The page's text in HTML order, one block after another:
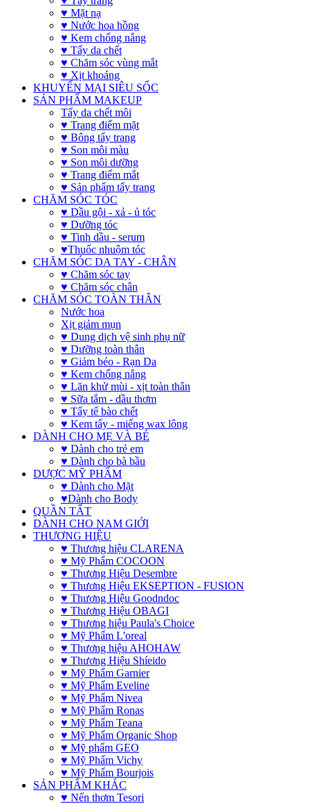
♥ Mặt nạ
♥ Nước hoa hồng
♥ Kem chống nắng
♥ Tẩy da chết
♥ Chăm sóc vùng mắt
♥ Xịt khoáng
KHUYẾN MẠI SIÊU SỐC
SẢN PHẨM MAKEUP
Tẩy da chết môi
♥ Trang điểm mặt
♥ Bông tẩy trang
♥ Son môi màu
♥ Son môi dưỡng
♥ Trang điểm mắt
♥ Sản phẩm tẩy trang
CHĂM SÓC TÓC
♥ Dầu gội - xả - ủ tóc
♥ Dưỡng tóc
♥ Tinh dầu - serum
♥Thuốc nhuộm tóc
CHĂM SÓC DA TAY - CHÂN
♥ Chăm sóc tay
♥ Chăm sóc chân
CHĂM SÓC TOÀN THÂN
Nước hoa
Xịt giảm mụn
♥ Dung dịch vệ sinh phụ nữ
♥ Dưỡng toàn thân
♥ Giảm béo - Rạn Da
♥ Kem chống nắng
♥ Lăn khử mùi - xịt toàn thân
♥ Sữa tắm - dầu thơm
♥ Tẩy tế bào chết
♥ Kem tẩy - miếng wax lông
DÀNH CHO MẸ VÀ BÉ
♥ Dành cho trẻ em
♥ Dành cho bà bầu
DƯỢC MỸ PHẨM
♥ Dành cho Mặt
♥Dành cho Body
QUẦN TẤT
DÀNH CHO NAM GIỚI
THƯƠNG HIỆU
♥ Thương hiệu CLARENA
♥ Mỹ Phẩm COCOON
♥ Thương Hiệu Desembre
♥ Thương Hiệu EKSEPTION - FUSION
♥ Thương Hiệu Goodndoc
♥ Thương Hiệu OBAGI
♥ Thương hiệu Paula's Choice
♥ Mỹ Phẩm L'oreal
♥ Thương hiệu AHOHAW
♥ Thương Hiệu Shíeido
♥ Mỹ Phẩm Garnier
♥ Mỹ Phẩm Eveline
♥ Mỹ Phẩm Nivea
♥ Mỹ Phẩm Ronas
♥ Mỹ Phẩm Teana
♥ Mỹ Phẩm Organic Shop
♥ Mỹ phẩm GEO
♥ Mỹ Phẩm Vichy
♥ Mỹ Phẩm Bourjois
SẢN PHẨM KHÁC
♥ Nến thơm Tesori